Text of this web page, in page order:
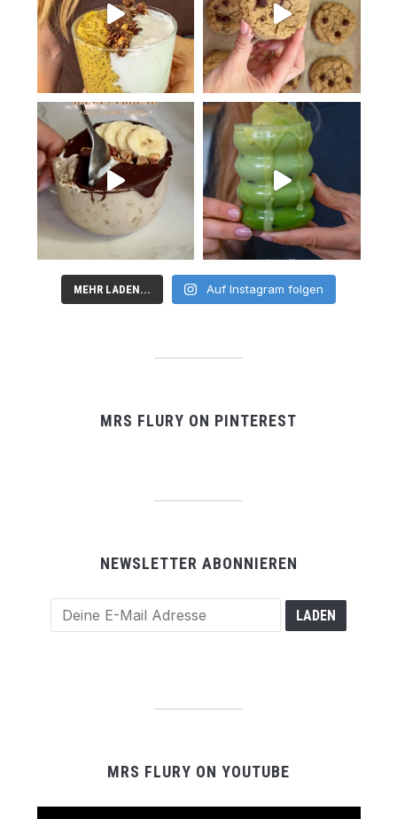
MEHR LADEN... Auf Instagram folgen
MRS FLURY ON PINTEREST
NEWSLETTER ABONNIEREN
MRS FLURY ON YOUTUBE